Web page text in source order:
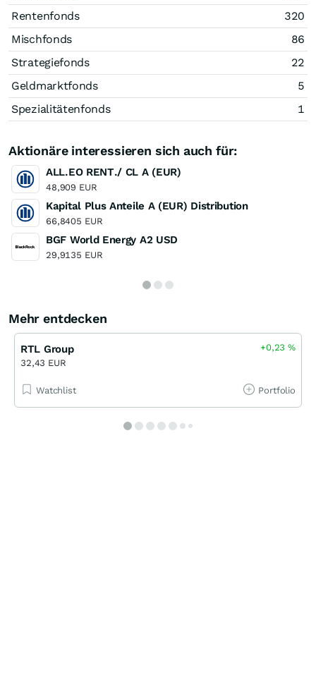
Rentenfonds
320
Mischfonds
86
Strategiefonds
22
Geldmarktfonds
5
Spezialitätenfonds
1
Aktionäre interessieren sich auch für:
ALL.EO RENT./ CL A (EUR)
48,909 EUR
Kapital Plus Anteile A (EUR) Distribution
66,8405 EUR
BGF World Energy A2 USD
29,9135 EUR
Mehr entdecken
RTL Group
32,43 EUR
+0,23%
Watchlist Portfolio